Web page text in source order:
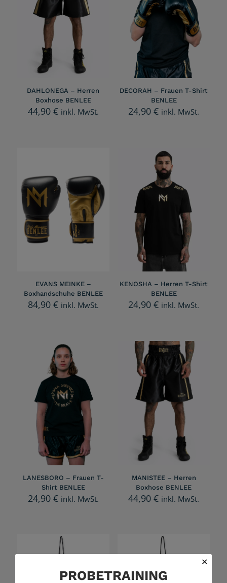
DAHLONEGA – Herren
Boxhose BENLEE
44,90 € inkl. MwSt.
DECORAH – Frauen T-Shirt
BENLEE
24,90€ inkl. MwSt.
EVANS MEINKE –
Boxhandschuhe BENLEE
84,90 € inkl. MwSt.
KENOSHA – Herren T-Shirt
BENLEE
24,90€ inkl. MwSt.
LANESBORO – Frauen T-
Shirt BENLEE
24,90 € inkl. MwSt.
MANISTEE – Herren
Boxhose BENLEE
44,90€ inkl. MwSt.
✕
PROBETRAINING